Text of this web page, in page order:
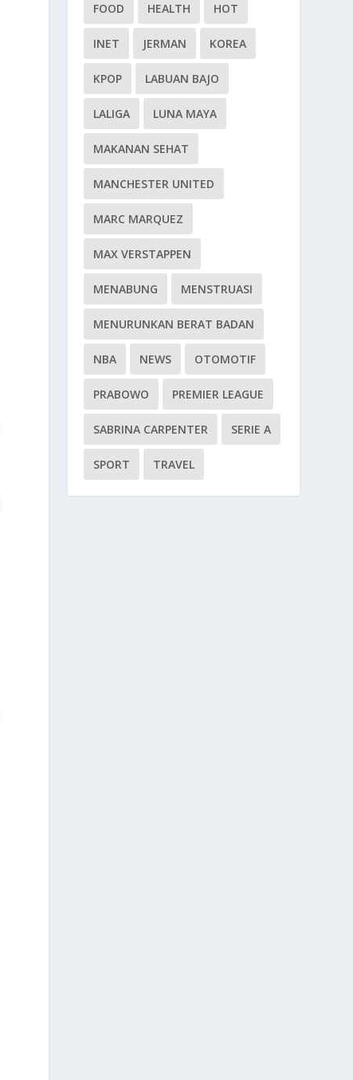
FOOD HEALTH HOT
INET JERMAN KOREA
KPOP LABUAN BAJO
LALIGA LUNA MAYA
MAKANAN SEHAT
MANCHESTER UNITED
MARC MARQUEZ
MAX VERSTAPPEN
MENABUNG MENSTRUASI
MENURUNKAN BERAT BADAN
NBA NEWS OTOMOTIF
PRABOWO PREMIER LEAGUE
SABRINA CARPENTER SERIE A
SPORT TRAVEL